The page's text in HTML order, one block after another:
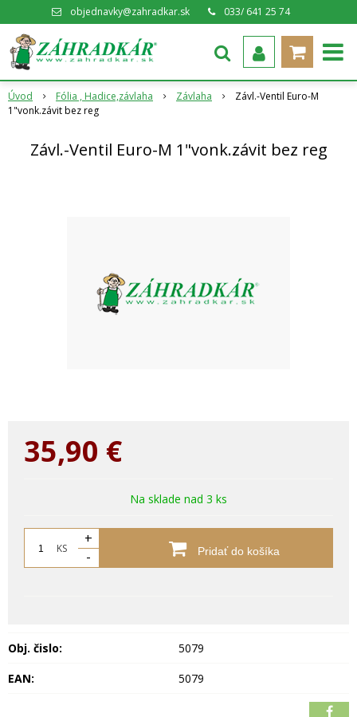
objednavky@zahradkar.sk 033/ 641 25 74
Úvod Fólia , Hadice,závlaha Závlaha
Závl.-Ventil Euro-M
1"vonk.závit bez reg
Závl.-Ventil Euro-M 1"vonk.závit bez reg
35,90 €
Na sklade nad 3 ks
KS
+
-
Pridať do košíka
Obj. čislo:
5079
EAN:
5079